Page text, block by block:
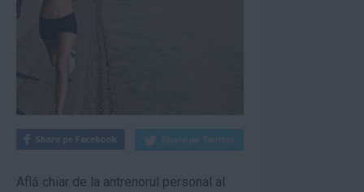
Află chiar de la antrenorul personal al